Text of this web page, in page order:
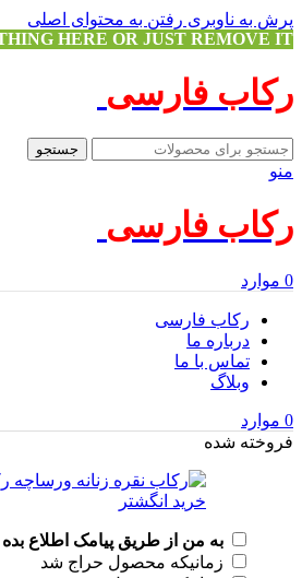
پرش به ناوبری رفتن به محتوای اصلی
HERE OR JUST REMOVE IT…
رکاب فارسی
جستجو
منو
رکاب فارسی
0 موارد
رکاب فارسی
درباره ما
تماس با ما
وبلاگ
0 موارد
فروخته شده
به من از طریق پیامک اطلاع بده
زمانیکه محصول حراج شد